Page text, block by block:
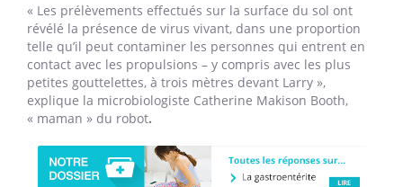
« Les prélèvements effectués sur la surface du sol ont
révélé la présence de virus vivant, dans une proportion
telle qu’il peut contaminer les personnes qui entrent en
contact avec les propulsions – y compris avec les plus
petites gouttelettes, à trois mètres devant Larry »,
explique la microbiologiste Catherine Makison Booth,
« maman » du robot.